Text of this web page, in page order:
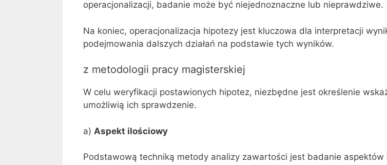
operacjonalizacji, badanie może być niejednoznaczne lub nieprawdziwe.
Na koniec, operacjonalizacja hipotezy jest kluczowa dla interpretacji
podejmowania dalszych działań na podstawie tych wyników.
z metodologii pracy magisterskiej
W celu weryfikacji postawionych hipotez, niezbędne jest określenie
umożliwią ich sprawdzenie.
a) Aspekt ilościowy
Podstawową techniką metody analizy zawartości jest badanie aspektów